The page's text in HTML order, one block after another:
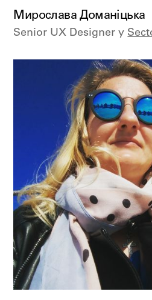
Мирослава Доманіцька
Senior UX Designer у